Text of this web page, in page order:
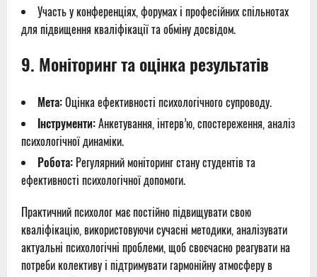
Участь у конференціях, форумах і професійних спільнотах
для підвищення кваліфікації та обміну досвідом.
9. Моніторинг та оцінка результатів
Мета:Оцінка ефективності психологічного супроводу.
Інструменти:Анкетування, інтерв’ю, спостереження, аналіз
психологічної динаміки.
Робота: Регулярний моніторинг стану студентів та
ефективності психологічної допомоги.
Практичний психолог має постійно підвищувати свою
кваліфікацію, використовуючи сучасні методики, аналізувати
актуальні психологічні проблеми, щоб своєчасно реагувати на
потреби колективу і підтримувати гармонійну атмосферу в